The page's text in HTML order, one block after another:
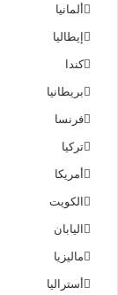
ألمانيا
إيطاليا
كندا
بريطانيا
فرنسا
تركيا
أمريكا
الكويت
اليابان
ماليزيا
أستراليا